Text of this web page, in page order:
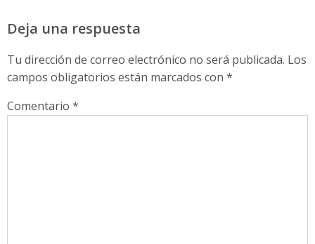
Deja una respuesta
Tu dirección de correo electrónico no será publicada. Los
campos obligatorios están marcados con *
Comentario *